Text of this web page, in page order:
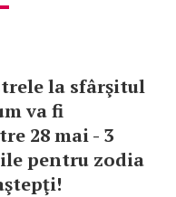
la sfârşitul
va fi
28 mai - 3
pentru zodia